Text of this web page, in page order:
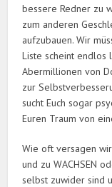
bessere Redner zu
zum anderen
aufzubauen. Wir
Liste scheint endlos
Abermillionen von
zur
sucht Euch sogar
Euren Traum von
Wie oft versagen
und zu WACHSEN
selbst zuwider sind